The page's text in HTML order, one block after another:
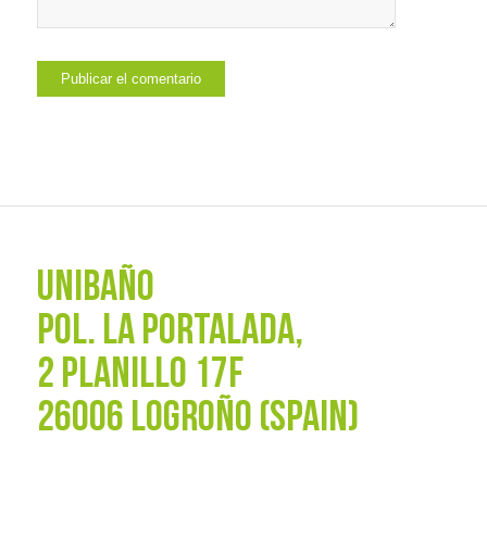
UNIBAÑO
POL. La Portalada,
2 PLANILLO 17F
26006 LOGROÑO (SPAIN)